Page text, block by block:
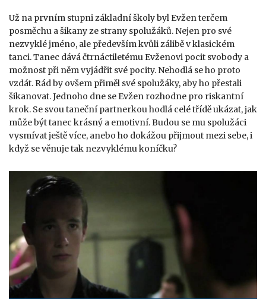
Už na prvním stupni základní školy byl Evžen terčem
posměchu a šikany ze strany spolužáků. Nejen pro své
nezvyklé jméno, ale především kvůli zálibě v klasickém
tanci. Tanec dává čtrnáctiletému Evženovi pocit svobody a
možnost při něm vyjádřit své pocity. Nehodlá se ho proto
vzdát. Rád by ovšem přiměl své spolužáky, aby ho přestali
šikanovat. Jednoho dne se Evžen rozhodne pro riskantní
krok. Se svou taneční partnerkou hodlá celé třídě ukázat, jak
může být tanec krásný a emotivní. Budou se mu spolužáci
vysmívat ještě více, anebo ho dokážou přijmout mezi sebe, i
když se věnuje tak nezvyklému koníčku?